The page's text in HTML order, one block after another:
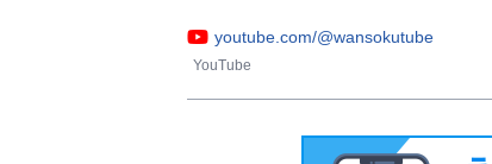
youtube.com/@wansokutube
YouTube